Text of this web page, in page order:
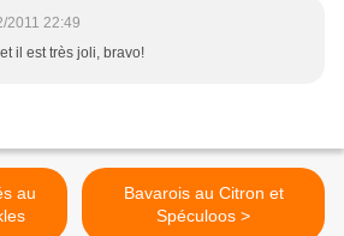
2011 22:49
il est très joli, bravo!
Bavarois au Citron et
Spéculoos >